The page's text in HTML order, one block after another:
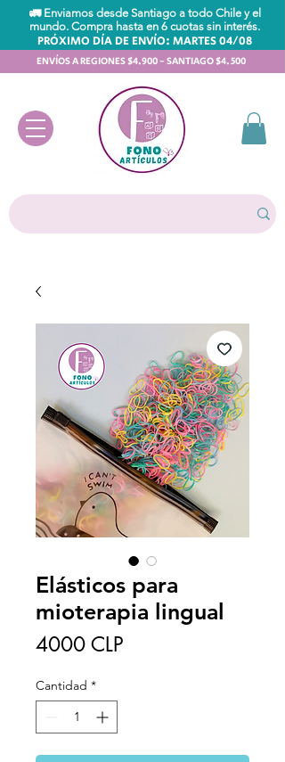
🚛 Enviamos desde Santiago a todo Chile y el
mundo. Compra hasta en 6 cuotas sin interés.
PRÓXIMO DÍA DE ENVÍO: MARTES 04/08
ENVÍOS A REGIONES $4.900 - SANTIAGO $4.500
Elásticos para
mioterapia lingual
4000 CLP
Cantidad *